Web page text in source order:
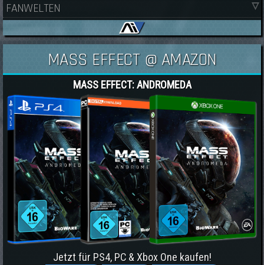
FANWELTEN
MASS EFFECT @ AMAZON
MASS EFFECT: ANDROMEDA
Jetzt für PS4, PC & Xbox One kaufen!